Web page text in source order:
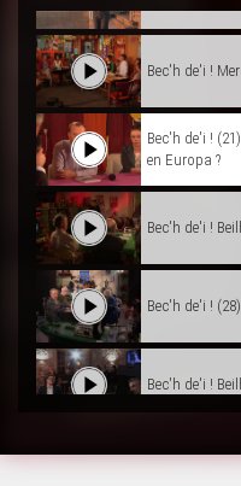
Bec'h de'i !
Bec'h de'i !
en Europa ?
Bec'h de'i !
Bec'h de'i !
Bec'h de'i !
Bec'h de'i ! 50